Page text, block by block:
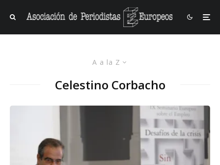
A a la Z
Celestino Corbacho